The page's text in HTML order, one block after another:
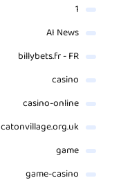
1
AI News
billybets.fr - FR
casino
casino-online
catonvillage.org.uk
game
game-casino